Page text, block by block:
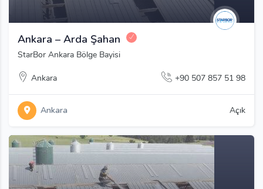
Ankara – Arda Şahan
StarBor Ankara Bölge Bayisi
Ankara +90 507 857 51 98
Ankara Açık